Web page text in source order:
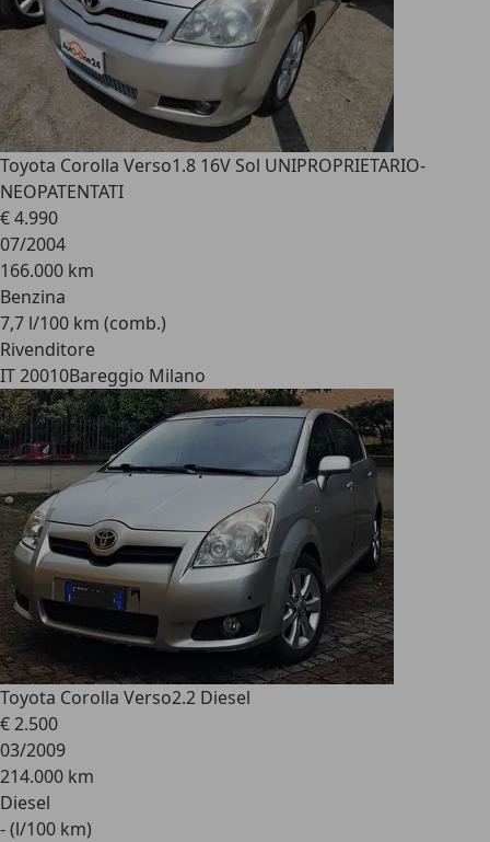
Toyota Corolla Verso1.8 16V Sol UNIPROPRIETARIO-
NEOPATENTATI
€ 4.990
07/2004
166.000 km
Benzina
7,7 l/100 km (comb.)
Rivenditore
IT 20010Bareggio Milano
Toyota Corolla Verso2.2 Diesel
€ 2.500
03/2009
214.000 km
Diesel
- (l/100 km)